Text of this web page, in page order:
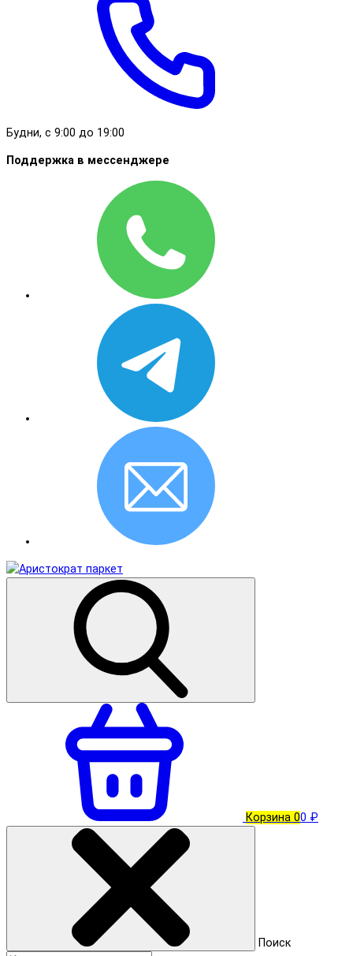
Будни, с 9:00 до 19:00
Поддержка в мессенджере
Корзина 00 ₽
Поиск